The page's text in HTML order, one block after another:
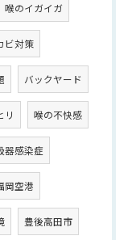
喉のイガイガ
ビ対策
バックヤード
リ 喉の不快感
器感染症
岡空港
豊後高田市